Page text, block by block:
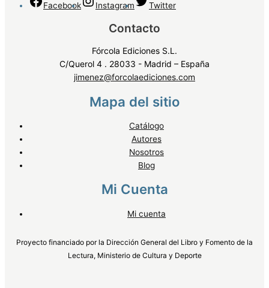
Facebook Instagram Twitter
Contacto
Fórcola Ediciones S.L.
C/Querol 4 . 28033 - Madrid – España
jimenez@forcolaediciones.com
Mapa del sitio
Catálogo
Autores
Nosotros
Blog
Mi Cuenta
Mi cuenta
Proyecto financiado por la Dirección General del Libro y Fomento de la
Lectura, Ministerio de Cultura y Deporte